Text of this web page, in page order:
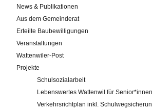
Verwaltung
Online-Service
News & Publikationen
Aus dem Gemeinderat
Erteilte Baubewilligungen
Veranstaltungen
Wattenwiler-Post
Projekte
Schulsozialarbeit
Lebenswertes Wattenwil für Senior*innen
Verkehrsrichtplan inkl.